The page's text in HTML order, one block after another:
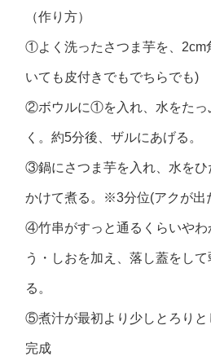
（作り方）
①よく洗ったさつま芋を、2cm
いても皮付きでもでちらでも)
②ボウルに①を入れ、水をたっ
く。約5分後、ザルにあげる。
③鍋にさつま芋を入れ、水をひ
かけて煮る。※3分位(アクが出
④竹串がすっと通るくらいやわ
う・しおを加え、落し蓋をし
る。
⑤煮汁が最初より少しとろりと
完成